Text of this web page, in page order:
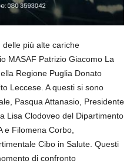
delle più alte cariche
MASAF Patrizio Giacomo La
Regione Puglia Donato
Leccese. A questi si sono
, Pasqua Attanasio, Presidente
Lisa Clodoveo del Dipartimento
e Filomena Corbo,
Cibo in Salute. Questi
di confronto